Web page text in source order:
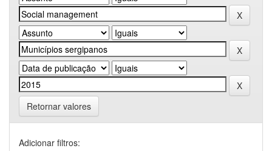
Retornar valores
Adicionar filtros: